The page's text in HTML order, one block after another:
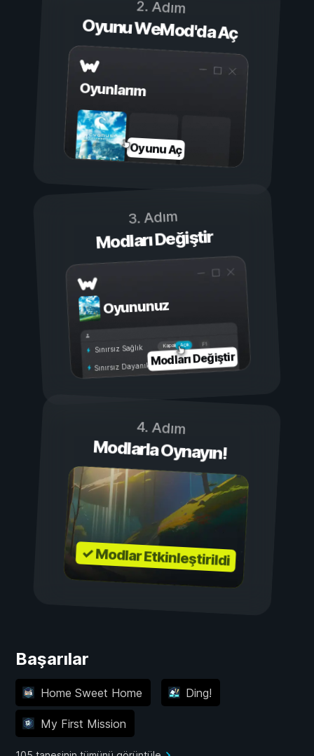
2. Adım
Oyunu WeMod'da Aç
Oyunlarım
Oyunu Aç
3. Adım
Modları Değiştir
Oyununuz
Açık
Kapalı
Sınırsız Sağlık
Sınırsız DayanıklılıkModları Değiştir
4. Adım
Modlarla Oynayın!
✓ Modlar Etkinleştirildi
Başarılar
Home Sweet Home Ding!
My First Mission